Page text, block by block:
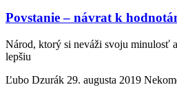
Povstanie – návrat k
Národ, ktorý si neváži svoju minulosť
lepšiu
Ľubo Dzurák 29. augusta 2019